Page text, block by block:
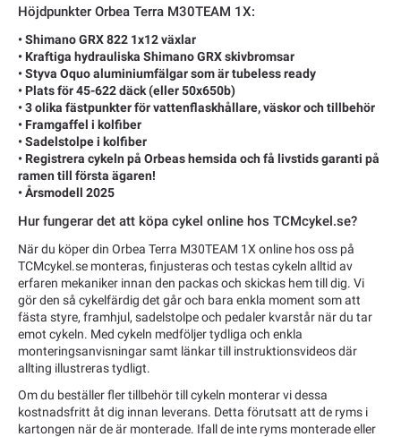
Höjdpunkter Orbea Terra M30TEAM 1X:
• Shimano GRX 822 1x12 växlar
• Kraftiga hydrauliska Shimano GRX skivbromsar
• Styva Oquo aluminiumfälgar som är tubeless ready
• Plats för 45-622 däck (eller 50x650b)
• 3 olika fästpunkter för vattenflaskhållare, väskor och tillbehör
• Framgaffel i kolfiber
• Sadelstolpe i kolfiber
• Registrera cykeln på Orbeas hemsida och få livstids garanti på
ramen till första ägaren!
• Årsmodell 2025
Hur fungerar det att köpa cykel online hos TCMcykel.se?
När du köper din Orbea Terra M30TEAM 1X online hos oss på
TCMcykel.se monteras, finjusteras och testas cykeln alltid av
erfaren mekaniker innan den packas och skickas hem till dig. Vi
gör den så cykelfärdig det går och bara enkla moment som att
fästa styre, framhjul, sadelstolpe och pedaler kvarstår när du tar
emot cykeln. Med cykeln medföljer tydliga och enkla
monteringsanvisningar samt länkar till instruktionsvideos där
allting illustreras tydligt.
Om du beställer fler tillbehör till cykeln monterar vi dessa
kostnadsfritt åt dig innan leverans. Detta förutsatt att de ryms i
kartongen när de är monterade. Ifall de inte ryms monterade eller